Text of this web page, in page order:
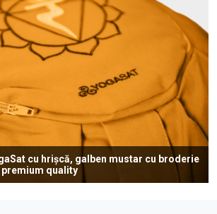
cu hrișcă, galben mustar cu broderie
premium quality